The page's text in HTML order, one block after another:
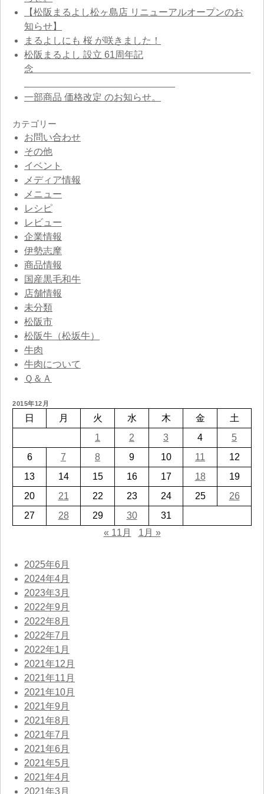
【松阪まるよし松ヶ島店 リニューアルオープンのお
知らせ】
まるよしにも 桜 が咲きました！
松阪まるよし 設立 61周年記
念
一部商品 価格改定 のお知らせ。
カテゴリー
お問い合わせ
その他
イベント
メディア情報
メニュー
レシピ
レビュー
企業情報
伊勢志摩
商品情報
国産黒毛和牛
店舗情報
未分類
松阪市
松阪牛（松坂牛）
牛肉
牛肉について
Ｑ＆Ａ
2015年12月
日 月 火 水 木 金
土
1
2 3 4
5
6
7 8 9 10 11
12
13
14 15 16 17 18
19
20
21 22 23 24 25
26
27
28 29 30
31
« 11月
1月 »
2025年6月
2024年4月
2023年3月
2022年9月
2022年8月
2022年7月
2022年1月
2021年12月
2021年11月
2021年10月
2021年9月
2021年8月
2021年7月
2021年6月
2021年5月
2021年4月
2021年3月